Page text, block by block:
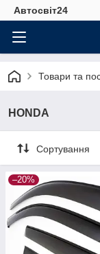
Автосвіт24
Товари та
HONDA
Сортування
–20%